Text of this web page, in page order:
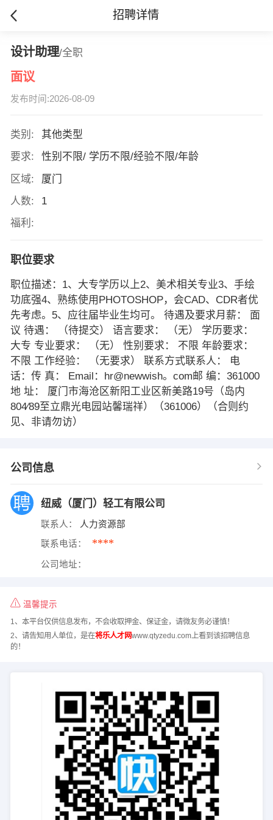
招聘详情
设计助理/全职
面议
发布时间:2026-08-09
类别:
其他类型
要求:
性别不限/ 学历不限/经验不限/年龄
区域:
厦门
人数:
1
福利:
职位要求
职位描述：1、大专学历以上2、美术相关专业3、手绘
功底强4、熟练使用PHOTOSHOP，会CAD、CDR者优
先考虑。5、应往届毕业生均可。 待遇及要求月薪： 面
议 待遇： （待提交） 语言要求： （无） 学历要求：
大专 专业要求： （无） 性别要求： 不限 年龄要求：
不限 工作经验： （无要求） 联系方式联系人： 电
话：传 真： Email：hr@newwish。com邮 编：361000
地 址： 厦门市海沧区新阳工业区新美路19号（岛内
804∕89至立鼎光电园站馨瑞祥）（361006）（合则约
见、非请勿访）
公司信息
纽威（厦门）轻工有限公司
联系人： 人力资源部
联系电话： ****
公司地址：
温馨提示
1、本平台仅供信息发布，不会收取押金、保证金，请微友务必谨慎！
2、请告知用人单位，是在将乐人才网www.qtyzedu.com上看到该招聘信息
的！